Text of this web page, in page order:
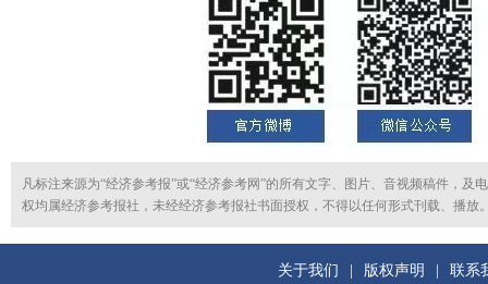
凡标注来源为“经济参考报”或“经济参考网”的所有文字、图片、音视频稿件，及
权均属经济参考报社，未经经济参考报社书面授权，不得以任何形式刊载、播放
关于我们 版权声明 联系